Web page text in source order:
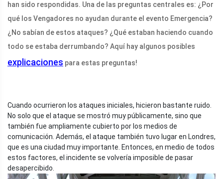
han sido respondidas. Una de las preguntas centrales es: ¿Por
qué los Vengadores no ayudan durante el evento Emergencia?
¿No sabían de estos ataques? ¿Qué estaban haciendo cuando
todo se estaba derrumbando? Aquí hay algunos posibles
explicaciones para estas preguntas!
Cuando ocurrieron los ataques iniciales, hicieron bastante ruido.
No solo que el ataque se mostró muy públicamente, sino que
también fue ampliamente cubierto por los medios de
comunicación. Además, el ataque también tuvo lugar en Londres,
que es una ciudad muy importante. Entonces, en medio de todos
estos factores, el incidente se volvería imposible de pasar
desapercibido.